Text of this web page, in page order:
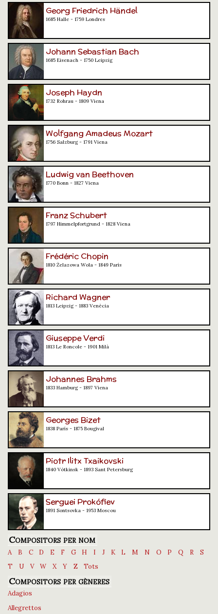
Georg Friedrich Händel
1685 Halle - 1759 Londres
Johann Sebastian Bach
1685 Eisenach - 1750 Leipzig
Joseph Haydn
1732 Rohrau - 1809 Viena
Wolfgang Amadeus Mozart
1756 Salzburg - 1791 Viena
Ludwig van Beethoven
1770 Bonn - 1827 Viena
Franz Schubert
1797 Himmelpfortgrund - 1828 Viena
Frédéric Chopin
1810 Żelazowa Wola - 1849 París
Richard Wagner
1813 Leipzig - 1883 Venècia
Giuseppe Verdi
1813 Le Roncole - 1901 Milà
Johannes Brahms
1833 Hamburg - 1897 Viena
Georges Bizet
1838 París - 1875 Bougival
Piotr Ilitx Txaikovski
1840 Vótkinsk - 1893 Sant Petersburg
Serguei Prokófiev
1891 Sontsovka - 1953 Moscou
Compositors per nom
A B C D E F G H I J K L M N O P Q R
S
T
U V W X Y Z Tots
Compositors per gèneres
Adagios
Allegrettos